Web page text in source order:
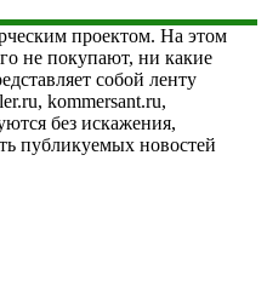
проектом. На этом
не покупают, ни какие
собой ленту
kommersant.ru,
без искажения,
публикуемых новостей